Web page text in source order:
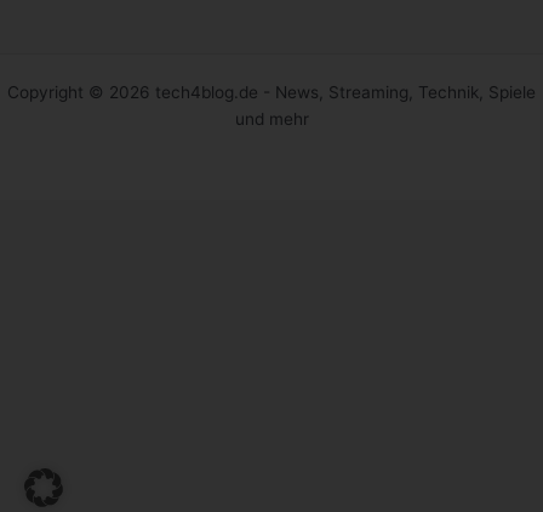
Copyright © 2026 tech4blog.de - News, Streaming, Technik, Spiele
und mehr